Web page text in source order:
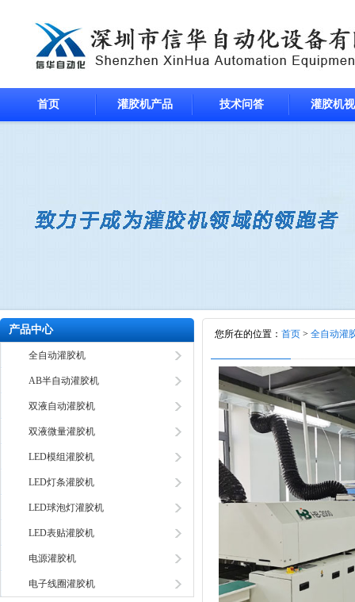
首页 灌胶机产品 技术问答 灌胶机
产品中心
全自动灌胶机
AB半自动灌胶机
双液自动灌胶机
双液微量灌胶机
LED模组灌胶机
LED灯条灌胶机
LED球泡灯灌胶机
LED表贴灌胶机
电源灌胶机
电子线圈灌胶机
您所在的位置： 首页 > 全自动灌